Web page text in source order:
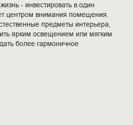
- инвестировать в один
центром внимания помещения.
предметы интерьера,
ярким освещением или мягким
более гармоничное